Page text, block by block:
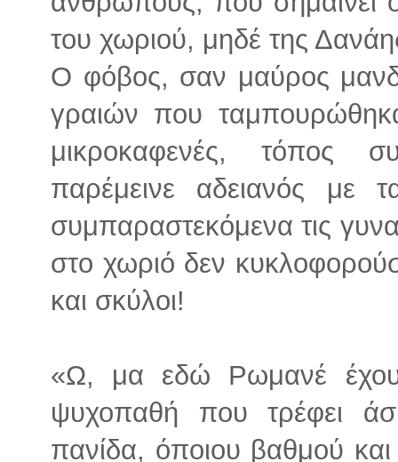
του χωριού, μηδέ της
Ο φόβος, σαν μαύρος
γραιών που
μικροκαφενές, τόπος
παρέμεινε αδειανός με
συμπαραστεκόμενα τις
στο χωριό δεν
και σκύλοι!
«Ω, μα εδώ Ρωμανέ
ψυχοπαθή που τρέφει
πανίδα, όποιου βαθμού